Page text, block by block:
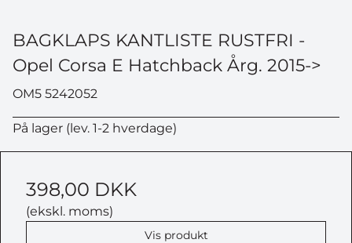
BAGKLAPS KANTLISTE RUSTFRI -
Opel Corsa E Hatchback Årg. 2015->
OM5 5242052
På lager (lev. 1-2 hverdage)
398,00 DKK
(ekskl. moms)
Vis produkt